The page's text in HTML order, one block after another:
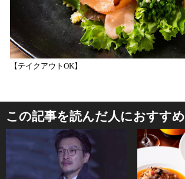
【テイクアウトOK】
この記事を読んだ人におすすめ